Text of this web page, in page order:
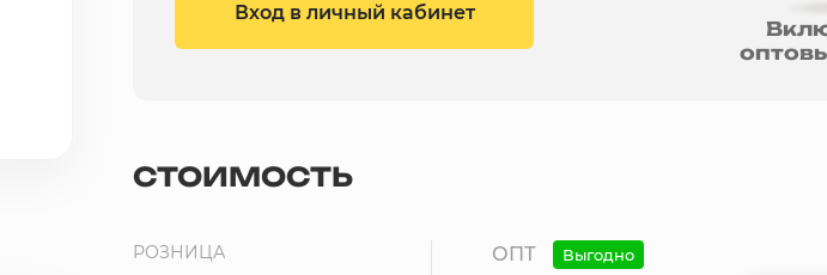
Вход в личный кабинет
СТОИМОСТЬ
РОЗНИЦА ОПТ Выгодно